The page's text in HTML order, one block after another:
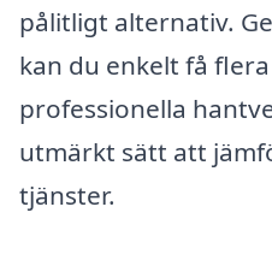
pålitligt alternativ.
kan du enkelt få
professionella
utmärkt sätt att
tjänster.